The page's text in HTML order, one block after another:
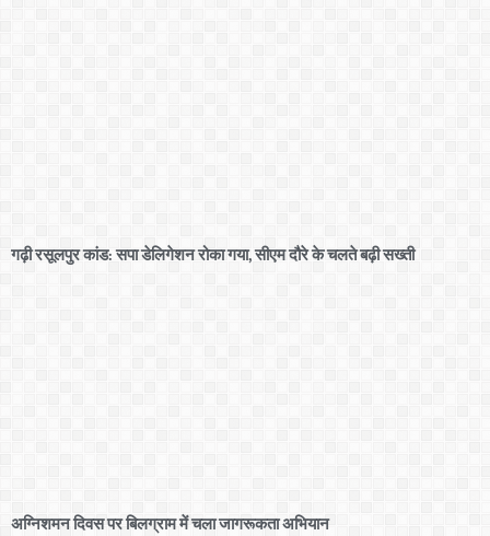
गढ़ी रसूलपुर कांड: सपा डेलिगेशन रोका गया, सीएम दौरे के चलते बढ़ी सख्ती
अग्निशमन दिवस पर बिलग्राम में चला जागरूकता अभियान